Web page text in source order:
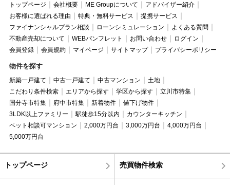
トップページ 会社概要 ME Groupについて
アドバイザー紹介
お客様に選ばれる理由
特典・無料サービス
提携サービス
ファイナンシャルプラン相談
ローンシミュレーション
よくある質問
不動産売却について
WEBパンフレット お問い合わせ
ログイン
会員登録
会員規約 マイページ サイトマップ プライバシーポリシー
物件を探す
新築一戸建て 中古一戸建て 中古マンション
土地
こだわり条件検索
エリアから探す 学区から探す
立川市特集
国分寺市特集
府中市特集 新着物件
値下げ物件
3LDK以上ファミリー
駅徒歩15分以内
カウンターキッチン
ペット相談可マンション
2,000万円台 3,000万円台
4,000万円台
5,000万円台
トップページ 売買物件検索